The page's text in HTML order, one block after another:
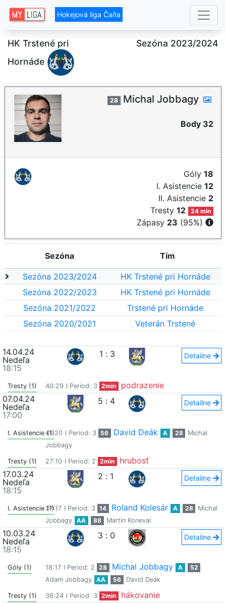
Hokejová liga Čaňa
HK Trstené pri
Hornáde
Sezóna 2023/2024
28 Michal Jobbagy
Body 32
Góly 18
I. Asistencie 12
II. Asistencie 2
Tresty12 24 min
Zápasy 23 (95%)
Sezóna Tím
Sezóna 2023/2024
HK Trstené pri Hornáde
Sezóna 2022/2023
HK Trstené pri Hornáde
Sezóna 2021/2022
Trstené pri Hornáde
Sezóna 2020/2021
Veterán Trstené
14.04.24
Nedeľa
18:15
1 : 3 Detailne
Tresty (1) 40:29 I Period: 3 2min
podrazenie
07.04.24
Nedeľa
17:00
5 : 4 Detailne
I. Asistencie (1)41:20 I Period: 3 56 David Deák A 28
Michal
Jobbagy
Tresty (1) 27:10 I Period: 2 2min
hrubosť
17.03.24
Nedeľa
18:15
2 : 1 Detailne
I. Asistencie (1)37:17 I Period: 3 14 Roland Kolesár A 28
Michal
Jobbagy
AA 88 Martin Koneval
10.03.24
Nedeľa
18:15
3 : 0 Detailne
Góly (1) 18:17 I Period: 2 28 Michal Jobbagy A
52
Adam Jobbagy
AA 56 David Deák
Tresty (1) 36:24 I Period: 3 2min
hákovanie